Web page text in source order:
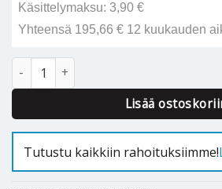
Käsittelymaksu: 3,90 €
Yhteensä 195,66 € 12 kuukauden
KYTKENTÄLETKU 500mm RST O2B
Lisää
Alternative:
Tutustu kaikkiin rahoituksiimme!